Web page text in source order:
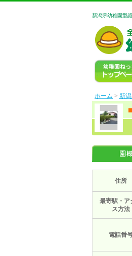
新潟県幼稚園型
ホーム > 新
住所
最寄駅・ア
ス方法
電話番